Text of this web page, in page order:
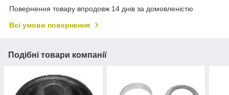
Повернення товару впродовж 14 днів за домовленістю
Всі умови повернення
Подібні товари компанії